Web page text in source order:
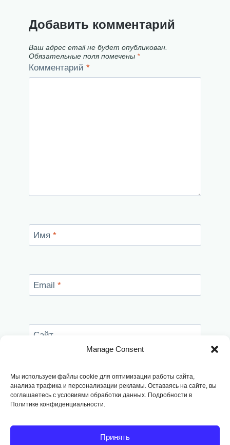
Manage Consent
Мы используем файлы cookie для оптимизации работы сайта,
анализа трафика и персонализации рекламы. Оставаясь на сайте, вы
соглашаетесь с условиями обработки данных. Подробности в
Политике конфиденциальности.
Принять
Добавить комментарий
Ваш адрес email не будет опубликован.
Обязательные поля помечены *
Комментарий *
Имя *
Email *
Сайт
этом браузере для последующих моих
комментариев.